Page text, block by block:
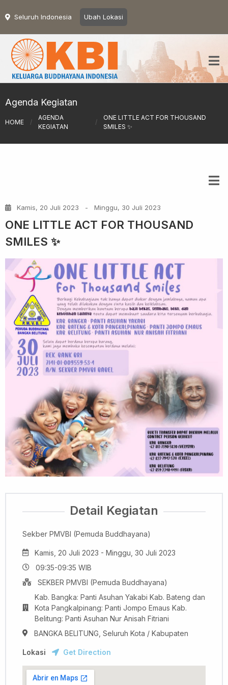
Seluruh Indonesia Ubah Lokasi
Agenda Kegiatan
HOME /
AGENDA
KEGIATAN
/
ONE LITTLE ACT FOR THOUSAND
SMILES ✨
Kamis, 20 Juli 2023 - Minggu, 30 Juli 2023
ONE LITTLE ACT FOR THOUSAND
SMILES ✨
Detail Kegiatan
Sekber PMVBI (Pemuda Buddhayana)
Kamis, 20 Juli 2023 - Minggu, 30 Juli 2023
09:35-09:35 WIB
SEKBER PMVBI (Pemuda Buddhayana)
Kab. Bangka: Panti Asuhan Yakabi Kab. Bateng dan
Kota Pangkalpinang: Panti Jompo Emaus Kab.
Belitung: Panti Asuhan Nur Anisah Fitriani
BANGKA BELITUNG, Seluruh Kota / Kabupaten
Lokasi Get Direction